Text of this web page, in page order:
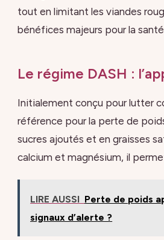
tout en limitant les viandes
bénéfices majeurs pour la
Le régime DASH :
Initialement conçu pour lutter
référence pour la perte de
sucres ajoutés et en graisses
calcium et magnésium, il
LIRE AUSSI Perte de poids
signaux d’alerte ?